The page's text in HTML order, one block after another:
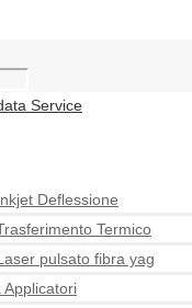
Deflessione
Termico
pulsato fibra yag
Applicatori